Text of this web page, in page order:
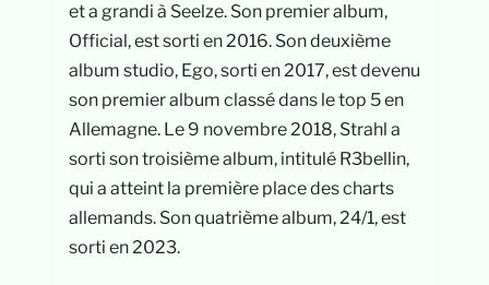
et a grandi à Seelze. Son premier album,
Official, est sorti en 2016. Son deuxième
album studio, Ego, sorti en 2017, est devenu
son premier album classé dans le top 5 en
Allemagne. Le 9 novembre 2018, Strahl a
sorti son troisième album, intitulé R3bellin,
qui a atteint la première place des charts
allemands. Son quatrième album, 24/1, est
sorti en 2023.